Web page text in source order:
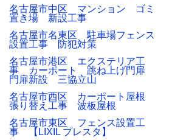
名古屋市中区 マンション ゴミ
置き場 新設工事
名古屋市名東区 駐車場フェンス
設置工事 防犯対策
名古屋市港区 エクステリア工
事 カーポート 跳ね上げ門扉
門扉新設 三協立山
名古屋市西区 カーポート屋根
張り替え工事 波板屋根
名古屋市東区 フェンス設置工
事 【LIXIL プレスタ】